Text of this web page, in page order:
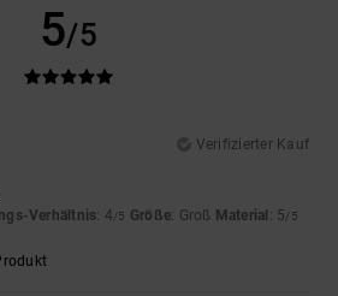
5/5
Verifizierter Kauf
Verhältnis: 4/5 Größe: Groß Material : 5/5